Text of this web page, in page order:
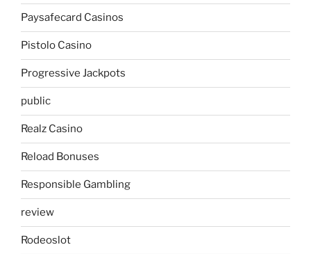
Paysafecard Casinos
Pistolo Casino
Progressive Jackpots
public
Realz Casino
Reload Bonuses
Responsible Gambling
review
Rodeoslot